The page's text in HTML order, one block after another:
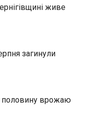
живе
загинули
половину врожаю